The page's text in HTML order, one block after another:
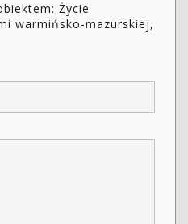
Życie
warmińsko-mazurskiej,